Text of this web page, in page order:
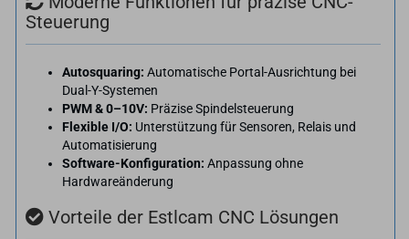
Steuerung
Autosquaring: Automatische Portal-Ausrichtung bei
Dual-Y-Systemen
PWM & 0–10V: Präzise Spindelsteuerung
Flexible I/O: Unterstützung für Sensoren, Relais und
Automatisierung
Software-Konfiguration: Anpassung ohne
Hardwareänderung
Vorteile der Estlcam CNC Lösungen